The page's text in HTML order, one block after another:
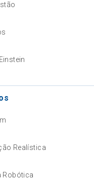
Realística
Robótica